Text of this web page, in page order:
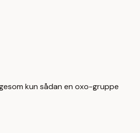
kun sådan en oxo-gruppe